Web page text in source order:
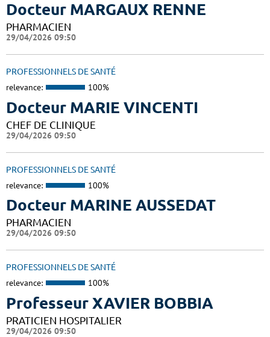
Docteur MARGAUX RENNE
PHARMACIEN
29/04/2026 09:50
PROFESSIONNELS DE SANTÉ
relevance: 100%
Docteur MARIE VINCENTI
CHEF DE CLINIQUE
29/04/2026 09:50
PROFESSIONNELS DE SANTÉ
relevance: 100%
Docteur MARINE AUSSEDAT
PHARMACIEN
29/04/2026 09:50
PROFESSIONNELS DE SANTÉ
relevance: 100%
Professeur XAVIER BOBBIA
PRATICIEN HOSPITALIER
29/04/2026 09:50